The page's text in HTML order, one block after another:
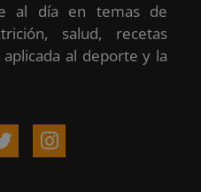
al día en temas de
salud, recetas
al deporte y la